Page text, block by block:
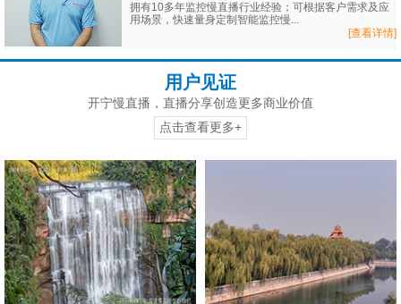
拥有10多年监控慢直播行业经验；可根据客户需求及应
用场景，快速量身定制智能监控慢...
[查看详情]
用户见证
开宁慢直播，直播分享创造更多商业价值
点击查看更多+